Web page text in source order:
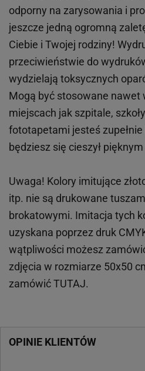
odporny na zarysowania i
jeszcze jedną ogromną
Ciebie i Twojej rodziny!
przeciwieństwie do
wydzielają toksycznych
Mogą być stosowane nawet
miejscach jak szpitale,
fototapetami jesteś
będziesz się cieszył
Uwaga! Kolory imitujące
itp. nie są drukowane
brokatowymi. Imitacja tych
uzyskana poprzez druk
wątpliwości możesz
zdjęcia w rozmiarze 50x50
zamówićTUTAJ.
OPINIE KLIENTÓW